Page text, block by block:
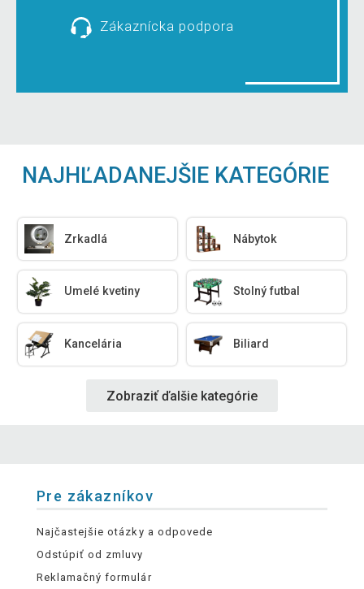
Zákaznícka podpora
NAJHĽADANEJŠIE KATEGÓRIE
Zrkadlá Nábytok
Umelé kvetiny Stolný futbal
Kancelária Biliard
Zobraziť ďalšie kategórie
Pre zákazníkov
Najčastejšie otázky a odpovede
Odstúpiť od zmluvy
Reklamačný formulár